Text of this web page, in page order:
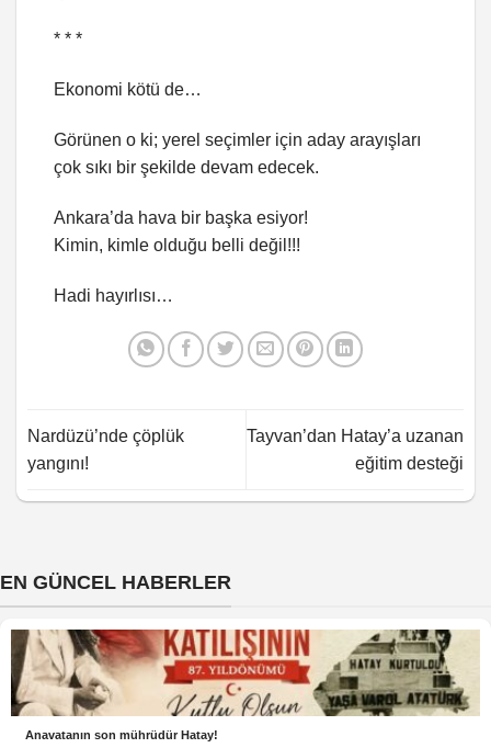
* * *
Ekonomi kötü de…
Görünen o ki; yerel seçimler için aday arayışları
çok sıkı bir şekilde devam edecek.
Ankara’da hava bir başka esiyor!
Kimin, kimle olduğu belli değil!!!
Hadi hayırlısı…
Nardüzü’nde çöplük
yangını!
Tayvan’dan Hatay’a uzanan
eğitim desteği
EN GÜNCEL HABERLER
Anavatanın son mührüdür Hatay!